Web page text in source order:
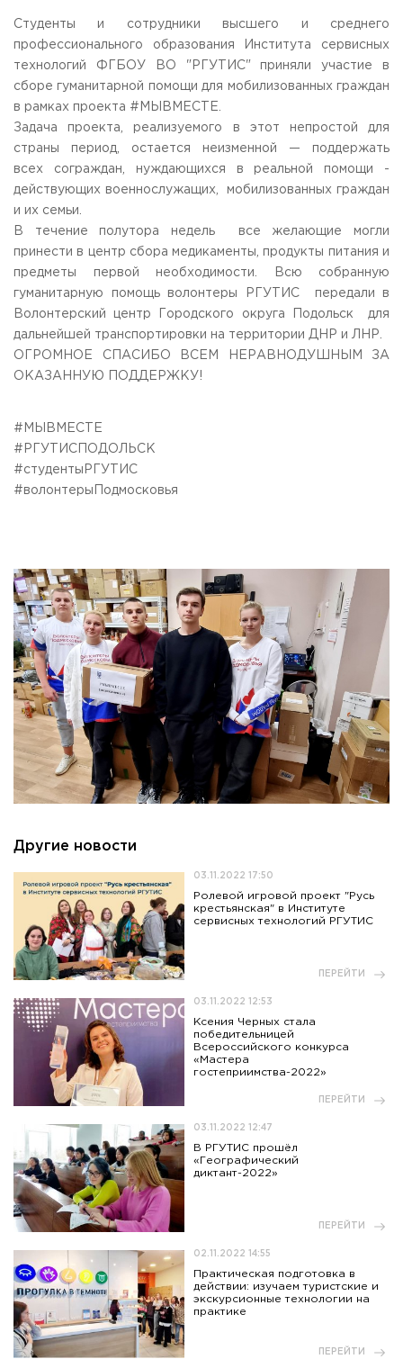
Work with disabled and handicapped people
Contacts
системе ВО
Federal educational and methodical association in the
Labor union committee
Competition of teaching staff
ORDER A CALLBACK
Moscow region, 141221
TELEPHONES:
+7 (495) 940 83 00
E-MAIL
obrashenia@rguts.ru
Fr: from 09:00 to 16:45;
Студенты и сотрудники высшего и среднего
профессионального образования Института сервисных
технологий ФГБОУ ВО "РГУТИС" приняли участие в
сборе гуманитарной помощи для мобилизованных граждан
в рамках проекта #МЫВМЕСТЕ.
Задача проекта, реализуемого в этот непростой для
страны период, остается неизменной — поддержать
всех сограждан, нуждающихся в реальной помощи -
действующих военнослужащих, мобилизованных граждан
и их семьи.
В течение полутора недель все желающие могли
принести в центр сбора медикаменты, продукты питания и
предметы первой необходимости. Всю собранную
гуманитарную помощь волонтеры РГУТИС передали в
Волонтерский центр Городского округа Подольск для
дальнейшей транспортировки на территории ДНР и ЛНР.
ОГРОМНОЕ СПАСИБО ВСЕМ НЕРАВНОДУШНЫМ ЗА
ОКАЗАННУЮ ПОДДЕРЖКУ!
#МЫВМЕСТЕ
#РГУТИСПОДОЛЬСК
#студентыРГУТИС
#волонтерыПодмосковья
Другие новости
03.11.2022 17:50
Ролевой игровой проект "Русь
крестьянская" в Институте
сервисных технологий РГУТИС
ПЕРЕЙТИ
03.11.2022 12:53
Ксения Черных стала
победительницей
Всероссийского конкурса
«Мастера
гостеприимства-2022»
ПЕРЕЙТИ
03.11.2022 12:47
В РГУТИС прошёл
«Географический
диктант-2022»
ПЕРЕЙТИ
02.11.2022 14:55
Практическая подготовка в
действии: изучаем туристские и
экскурсионные технологии на
практике
ПЕРЕЙТИ